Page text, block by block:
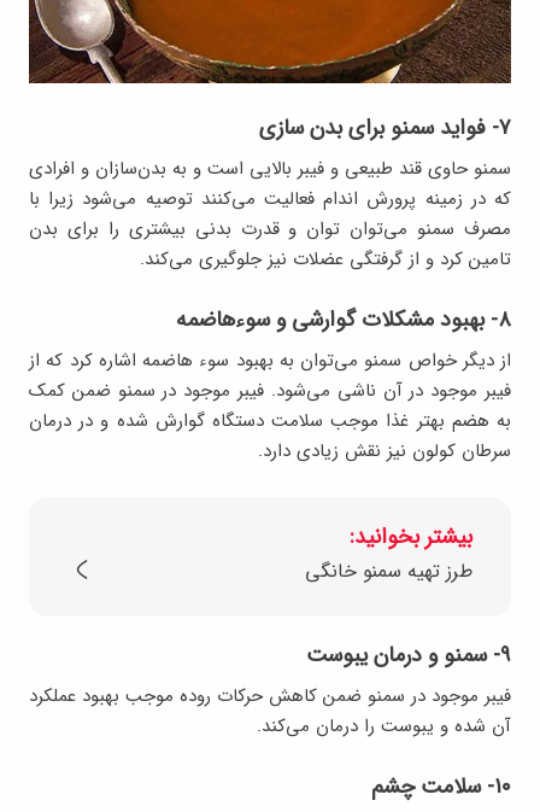
۷- فواید سمنو برای بدن سازی
سمنو حاوی قند طبیعی و فیبر بالایی است و به بدن‌سازان و افرادی
که در زمینه پرورش اندام فعالیت می‌کنند توصیه می‌شود زیرا با
مصرف سمنو می‌توان توان و قدرت بدنی بیشتری را برای بدن
تامین کرد و از گرفتگی عضلات نیز جلوگیری می‌کند.
۸- بهبود مشکلات گوارشی و سوءهاضمه
از دیگر خواص سمنو می‌توان به بهبود سوء هاضمه اشاره کرد که از
فیبر موجود در آن ناشی می‌شود. فیبر موجود در سمنو ضمن کمک
به هضم بهتر غذا موجب سلامت دستگاه گوارش شده و در درمان
سرطان کولون نیز نقش زیادی دارد.
بیشتر بخوانید:
طرز تهیه سمنو خانگی
۹- سمنو و درمان یبوست
فیبر موجود در سمنو ضمن کاهش حرکات روده موجب بهبود عملکرد
آن شده و یبوست را درمان می‌کند.
۱۰- سلامت چشم